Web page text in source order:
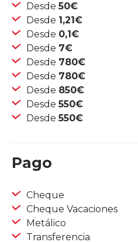
Desde50€
Desde 1,21€
Desde 0,1€
Desde 7€
Desde 780€
Desde 780€
Desde 850€
Desde550€
Desde550€
Pago
Cheque
Cheque Vacaciones
Metálico
Transferencia